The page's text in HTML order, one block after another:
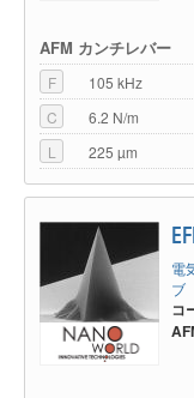
AFM カンチレバー
F
105 kHz
C
6.2 N/m
L
225 µm
電
ブ
コ